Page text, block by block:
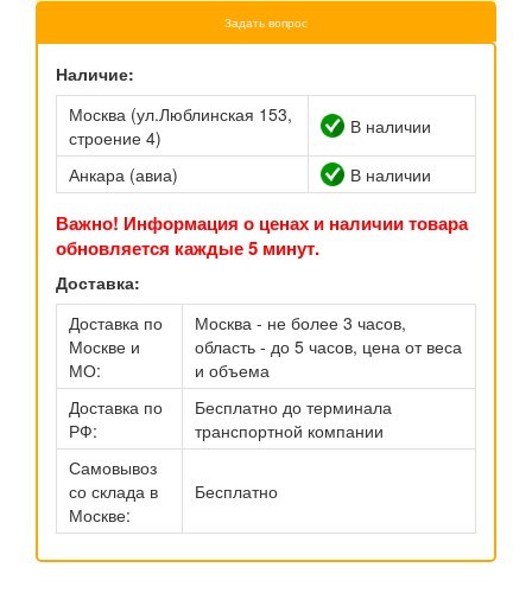
Задать вопрос
Наличие:
Москва (ул.Люблинская 153,
строение 4)
В наличии
Анкара (авиа) В наличии
Важно! Информация о ценах и наличии товара
обновляется каждые 5 минут.
Доставка:
Доставка по
Москве и
МО:
Москва - не более 3 часов,
область - до 5 часов, цена от веса
и объема
Доставка по
РФ:
Бесплатно до терминала
транспортной компании
Самовывоз
со склада в
Москве:
Бесплатно